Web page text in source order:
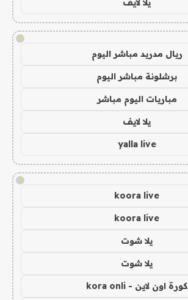
!
ريال مدريد مباشر اليوم
برشلونة مباشر اليوم
مباريات اليوم مباشر
يلا لايف
yalla live
!
koora live
koora live
يلا شوت
يلا شوت
كورة اون لاين - kora onli